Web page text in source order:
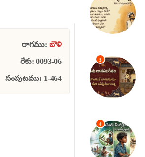
రాగము: బౌళి
రేకు: 0093-06
సంపుటము: 1-464
3
4